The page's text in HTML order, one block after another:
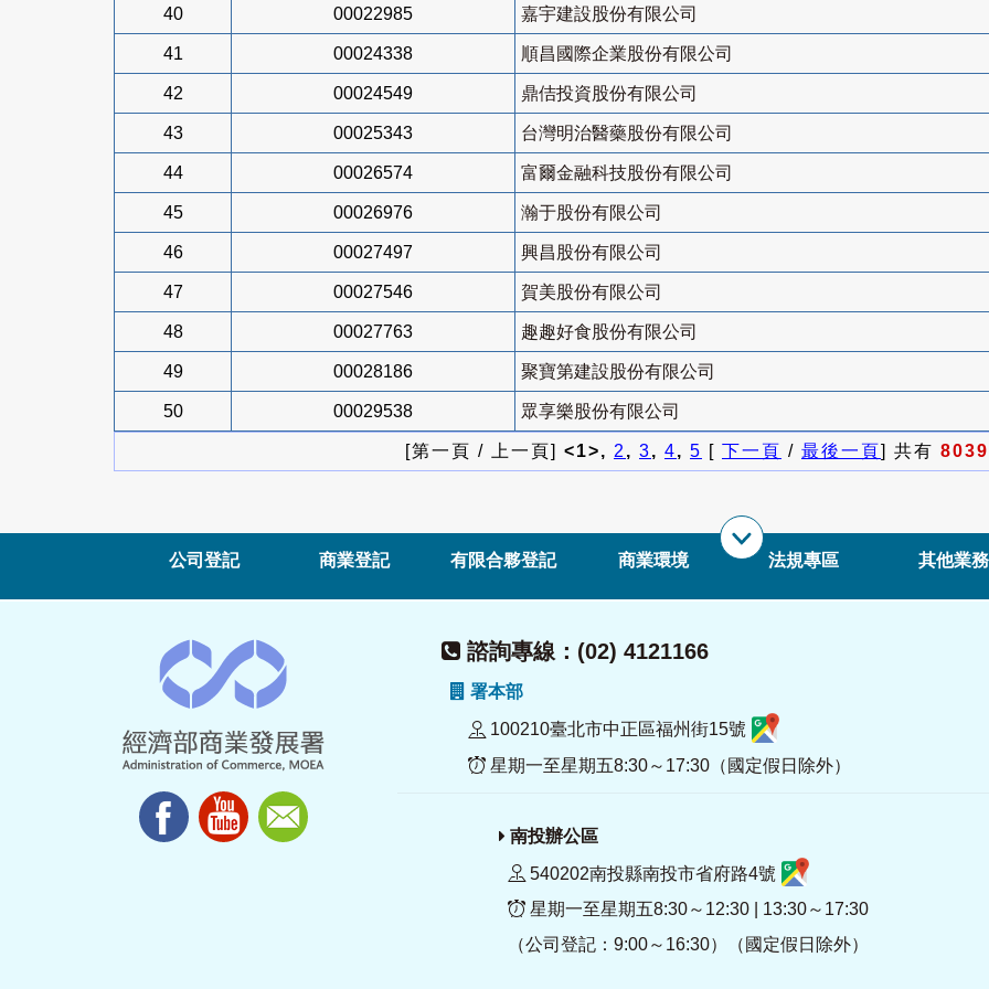
40 00022985 嘉宇建設股份有限公司
41 00024338 順昌國際企業股份有限公司
42 00024549 鼎佶投資股份有限公司
43 00025343 台灣明治醫藥股份有限公司
44 00026574 富爾金融科技股份有限公司
45 00026976 瀚于股份有限公司
46 00027497 興昌股份有限公司
47 00027546 賀美股份有限公司
48 00027763 趣趣好食股份有限公司
49 00028186 聚寶第建設股份有限公司
50 00029538 眾享樂股份有限公司
[第一頁 / 上一頁] <1>, 2, 3, 4, 5 [ 下一頁 / 最後一頁] 共有 8039
公司登記 商業登記 有限合夥登記 商業環境 法規專區 其他業務
諮詢專線：(02) 4121166
署本部
100210臺北市中正區福州街15號
星期一至星期五8:30～17:30（國定假日除外）
南投辦公區
540202南投縣南投市省府路4號
星期一至星期五8:30～12:30 | 13:30～17:30
（公司登記：9:00～16:30）（國定假日除外）